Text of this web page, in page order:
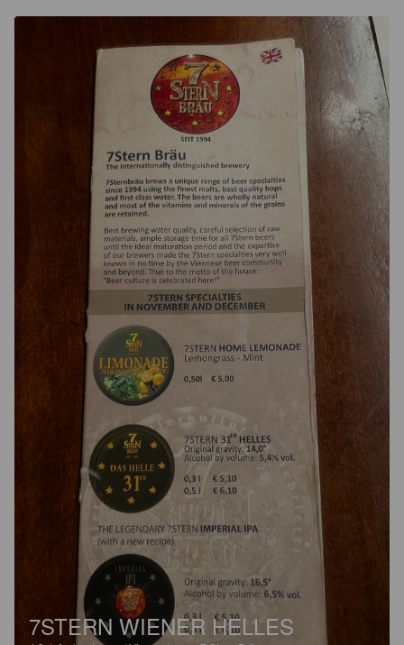
7STERN WIENER HELLES